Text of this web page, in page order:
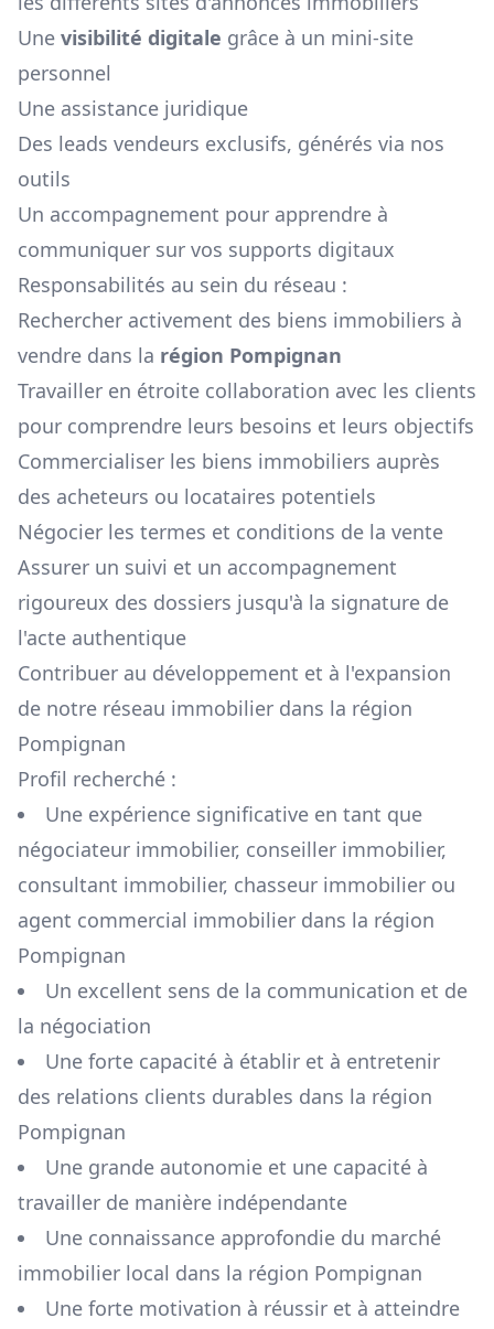
Une visibilité digitale grâce à un mini-site
personnel
Une assistance juridique
Des leads vendeurs exclusifs, générés via nos
outils
Un accompagnement pour apprendre à
communiquer sur vos supports digitaux
Responsabilités au sein du réseau :
Rechercher activement des biens immobiliers à
vendre dans la région Pompignan
Travailler en étroite collaboration avec les clients
pour comprendre leurs besoins et leurs objectifs
Commercialiser les biens immobiliers auprès
des acheteurs ou locataires potentiels
Négocier les termes et conditions de la vente
Assurer un suivi et un accompagnement
rigoureux des dossiers jusqu'à la signature de
l'acte authentique
Contribuer au développement et à l'expansion
de notre réseau immobilier dans la région
Pompignan
Profil recherché :
Une expérience significative en tant que
négociateur immobilier, conseiller immobilier,
consultant immobilier, chasseur immobilier ou
agent commercial immobilier dans la région
Pompignan
Un excellent sens de la communication et de
la négociation
Une forte capacité à établir et à entretenir
des relations clients durables dans la région
Pompignan
Une grande autonomie et une capacité à
travailler de manière indépendante
Une connaissance approfondie du marché
immobilier local dans la région Pompignan
Une forte motivation à réussir et à atteindre